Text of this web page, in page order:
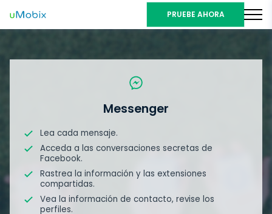
PRUEBE AHORA
Messenger
Lea cada mensaje.
Acceda a las conversaciones secretas de
Facebook.
Rastrea la información y las extensiones
compartidas.
Vea la información de contacto, revise los
perfiles.